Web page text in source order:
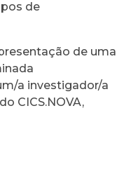
de
de uma
a investigador/a
CICS.NOVA,